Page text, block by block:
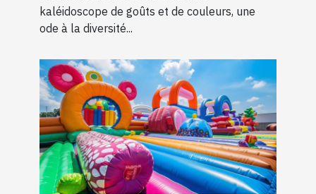
kaléidoscope de goûts et de couleurs, une
ode à la diversité...